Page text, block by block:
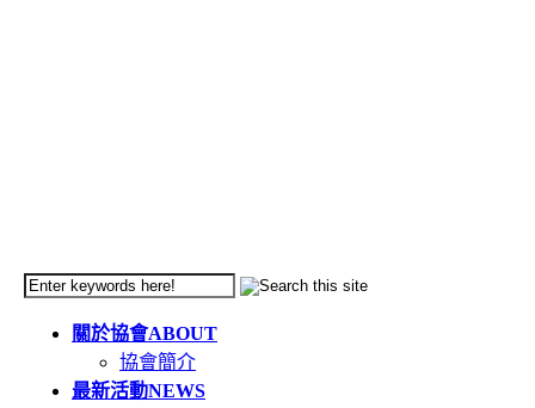
關於協會ABOUT
協會簡介
最新活動NEWS